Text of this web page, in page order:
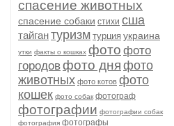
спасение животных
спасение собаки стихи сша
тайгантуризм турция украина
утки факты о кошках фото фото
городовфото дня фото
животных фото котов фото
кошек фото собак фотограф
фотографии фотографии собак
фотография фотографы